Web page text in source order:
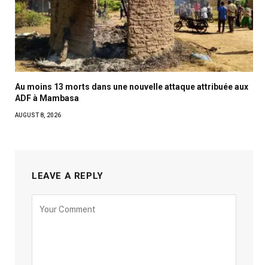
Au moins 13 morts dans une nouvelle attaque attribuée aux
ADF à Mambasa
AUGUST 8, 2026
LEAVE A REPLY